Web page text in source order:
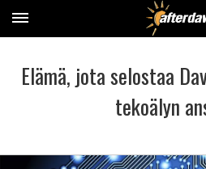
Elämä, jota selostaa
tekoälyn